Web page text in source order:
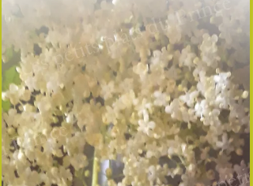
Les confitures maison, c'est si bon
🌼✨ Gelée de fleurs de chèvrefeuille
(Honeysuckle Jelly)
Gelée de fleurs de chèvrefeuille (honeysuckle en
anglais). Sa couleur est tout simplement
incroyable, la saveur subtile...